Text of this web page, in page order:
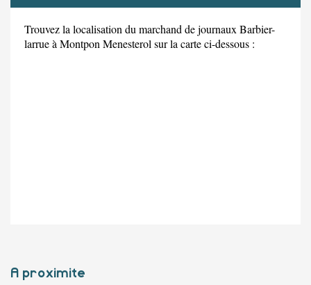
Trouvez la localisation du marchand de journaux Barbier-
larrue à Montpon Menesterol sur la carte ci-dessous :
A proximite